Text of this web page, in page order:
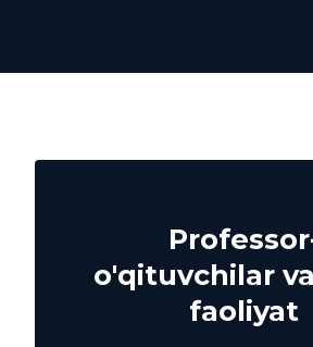
o'qituvchilar
faoliyat